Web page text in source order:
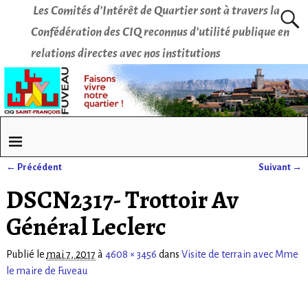
Les Comités d’Intérêt de Quartier sont à travers la
Confédération des CIQ reconnus d’utilité publique en
relations directes avec nos institutions
← Précédent Suivant →
DSCN2317- Trottoir Av
Général Leclerc
Publié le mai 7, 2017 à 4608 × 3456 dans Visite de terrain avec Mme
le maire de Fuveau